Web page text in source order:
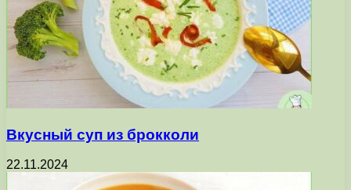
Вкусный суп из брокколи
22.11.2024